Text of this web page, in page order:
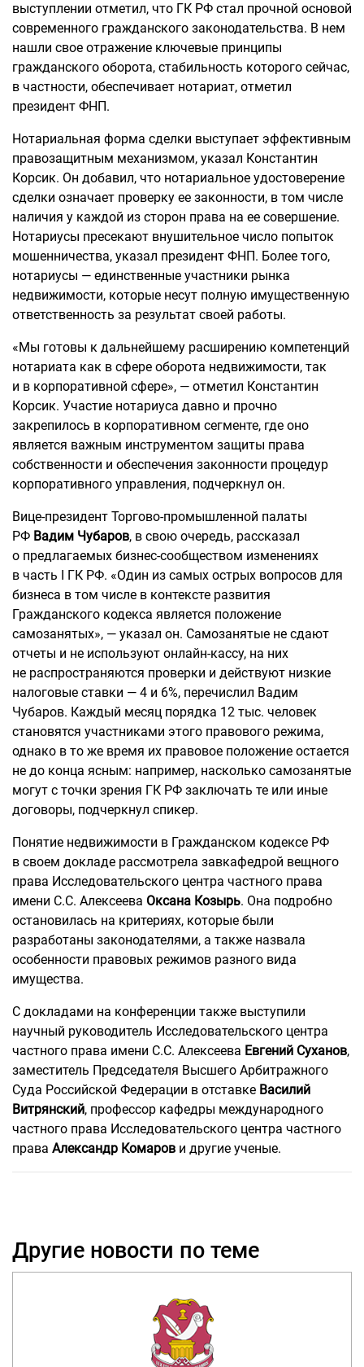
выступлении отметил, что ГК РФ стал прочной основой
современного гражданского законодательства. В нем
нашли свое отражение ключевые принципы
гражданского оборота, стабильность которого сейчас,
в частности, обеспечивает нотариат, отметил
президент ФНП.
Нотариальная форма сделки выступает эффективным
правозащитным механизмом, указал Константин
Корсик. Он добавил, что нотариальное удостоверение
сделки означает проверку ее законности, в том числе
наличия у каждой из сторон права на ее совершение.
Нотариусы пресекают внушительное число попыток
мошенничества, указал президент ФНП. Более того,
нотариусы — единственные участники рынка
недвижимости, которые несут полную имущественную
ответственность за результат своей работы.
«Мы готовы к дальнейшему расширению компетенций
нотариата как в сфере оборота недвижимости, так
и в корпоративной сфере», — отметил Константин
Корсик. Участие нотариуса давно и прочно
закрепилось в корпоративном сегменте, где оно
является важным инструментом защиты права
собственности и обеспечения законности процедур
корпоративного управления, подчеркнул он.
Вице-президент Торгово-промышленной палаты
РФ Вадим Чубаров, в свою очередь, рассказал
о предлагаемых бизнес-сообществом изменениях
в часть I ГК РФ. «Один из самых острых вопросов для
бизнеса в том числе в контексте развития
Гражданского кодекса является положение
самозанятых», — указал он. Самозанятые не сдают
отчеты и не используют онлайн-кассу, на них
не распространяются проверки и действуют низкие
налоговые ставки — 4 и 6%, перечислил Вадим
Чубаров. Каждый месяц порядка 12 тыс. человек
становятся участниками этого правового режима,
однако в то же время их правовое положение остается
не до конца ясным: например, насколько самозанятые
могут с точки зрения ГК РФ заключать те или иные
договоры, подчеркнул спикер.
Понятие недвижимости в Гражданском кодексе РФ
в своем докладе рассмотрела завкафедрой вещного
права Исследовательского центра частного права
имени С.С. Алексеева Оксана Козырь. Она подробно
остановилась на критериях, которые были
разработаны законодателями, а также назвала
особенности правовых режимов разного вида
имущества.
С докладами на конференции также выступили
научный руководитель Исследовательского центра
частного права имени С.С. Алексеева Евгений Суханов,
заместитель Председателя Высшего Арбитражного
Суда Российской Федерации в отставке Василий
Витрянский, профессор кафедры международного
частного права Исследовательского центра частного
права Александр Комаров и другие ученые.
Другие новости по теме